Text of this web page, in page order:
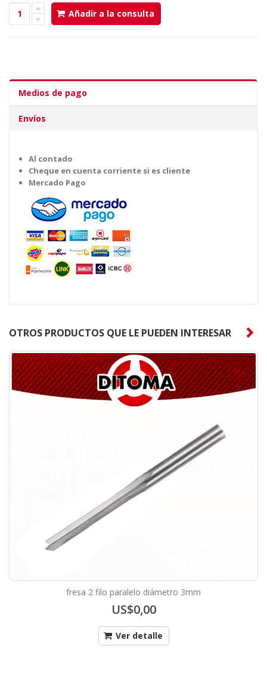
Añadir a la consulta
Medios de pago
Envíos
Al contado
Cheque en cuenta corriente si es cliente
Mercado Pago
OTROS PRODUCTOS QUE LE PUEDEN INTERESAR
fresa 2 filo paralelo diámetro 3mm
US$0,00
Ver detalle